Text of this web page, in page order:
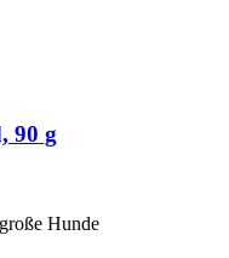
90 g
Hunde